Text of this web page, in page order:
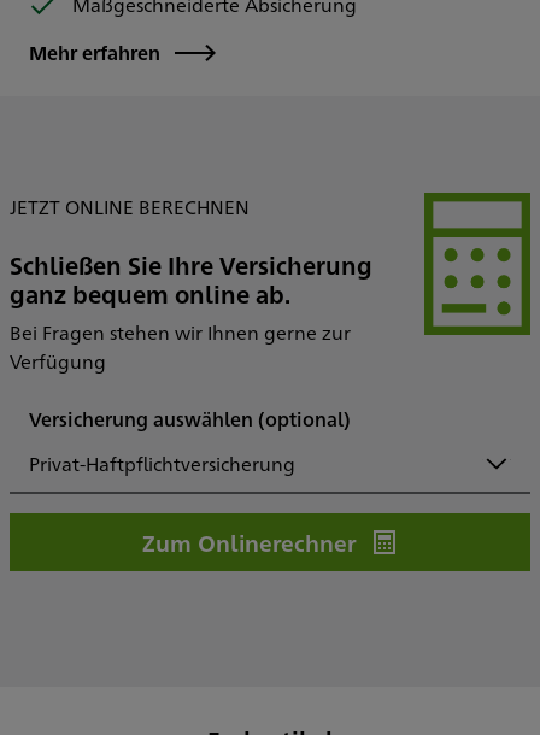
Mehr erfahren
JETZT ONLINE BERECHNEN
Schließen Sie Ihre Versicherung
ganz bequem online ab.
Bei Fragen stehen wir Ihnen gerne zur
Verfügung
Versicherung auswählen (optional)
Privat-Haftpflichtversicherung
Zum Onlinerechner